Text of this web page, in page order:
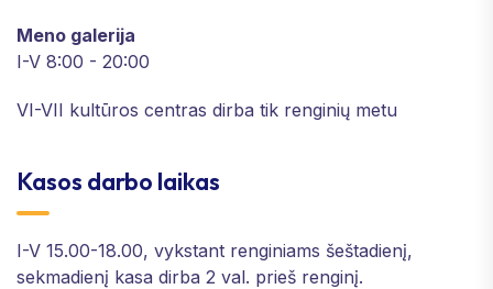
Meno galerija
I-V 8:00 - 20:00
VI-VII kultūros centras dirba tik renginių metu
Kasos darbo laikas
I-V 15.00-18.00, vykstant renginiams šeštadienį,
sekmadienį kasa dirba 2 val. prieš renginį.